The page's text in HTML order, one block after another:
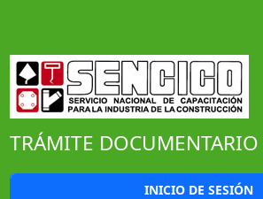
TRÁMITE
INICIO DE SESIÓN